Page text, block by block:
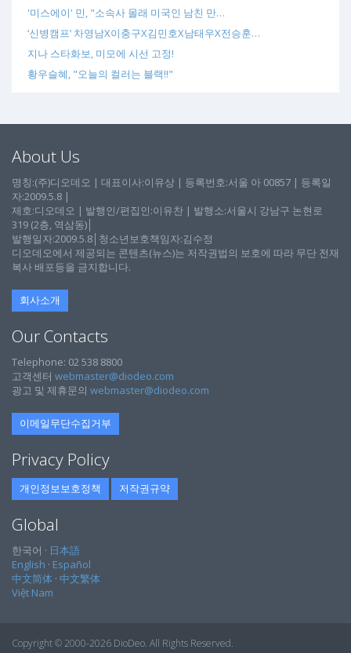
'미스에이' 민, "소속사 몰래 미국인 남친 만…
‘신병캠프’ 차영남X이충구X김민호X남태우X전승훈…
지나 스타화보, 미모에 시선 고정!
황우슬혜, "오늘의 컬러는 블랙!!"
About Us
명칭:(주)디오데오 | 대표이사:이유상 | 등록번호:서울 아 00857 | 등록일
자:2009.5.8 |
제호:디오데오 | 발행인/편집인:이유찬 | 발행소:서울시 강남구 논현로
319 (2층, 역삼동)│
발행일자:2009.5.8│청소년보호책임자:김수정
디오데오에서 제공되는 콘텐츠(뉴스)는 저작권법의 보호에 따라 무단 전재
복사 배포등을 금지합니다.
회사소개
Our Contacts
Telephone: 02 538 8800
고객센터 webmaster@diodeo.com
광고 및 제휴문의 webmaster@diodeo.com
이메일무단수집거부
Privacy Policy
개인정보보호정책 저작권규약
Global
한국어 · 日本語
English · Español
中文简体 · 中文繁体
Việt Nam
Copyright © 2000-2026 DioDeo. All Rights Reserved.